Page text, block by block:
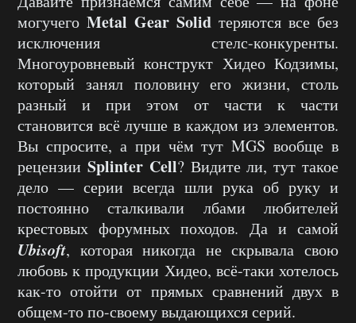
могучего Metal Gear Solid теряются все без
исключения стелс-конкуренты.
Многоуровневый конструкт Хидео Кодзимы,
который занял половину его жизни, столь
разный и при этом от части к части
становится всё лучше в каждом из элементов.
Вы спросите, а при чём тут MGS вообще в
рецензии Splinter Cell? Видите ли, тут такое
дело — серии всегда шли рука об руку и
постоянно сталкивали лбами любителей
крестовых форумных походов. Да и самой
Ubisoft, которая никогда не скрывала свою
любовь к продукции Хидео, всё-таки хотелось
как-то отойти от прямых сравнений двух в
общем-то по-своему выдающихся серий.